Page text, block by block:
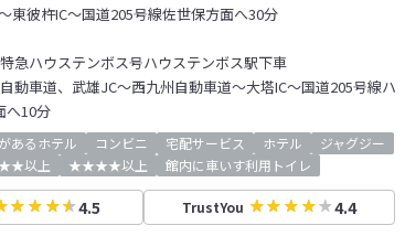
東彼杵IC～国道205号線佐世保方面へ30分
急ハウステンボス号ハウステンボス駅下車
動車道、武雄JC～西九州自動車道～大塔IC～国道205号線ハ
へ10分
あるホテル コンビニ 宅配サービス ホテル
ジャグジー
以上 ★★★★以上 館内に車いす利用トイレ
4.5 TrustYou 4.4